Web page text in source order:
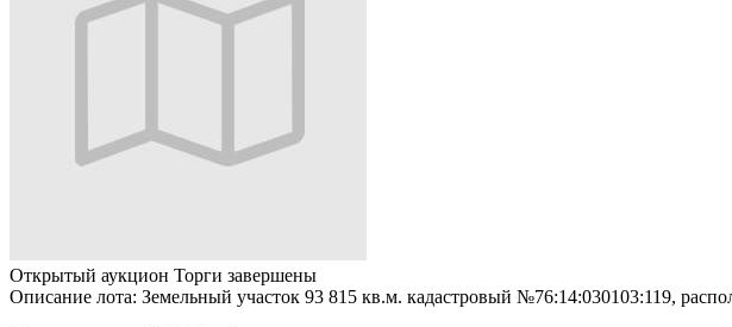
Открытый аукцион Торги завершены
Описание лота: Земельный участок 93 815 кв.м. кадастровый №76:14:030103:119,